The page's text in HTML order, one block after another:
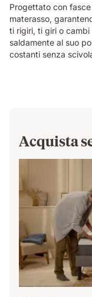
Progettato con
materasso,
ti rigiri, ti giri o
saldamente al suo
costanti senza
Acquista